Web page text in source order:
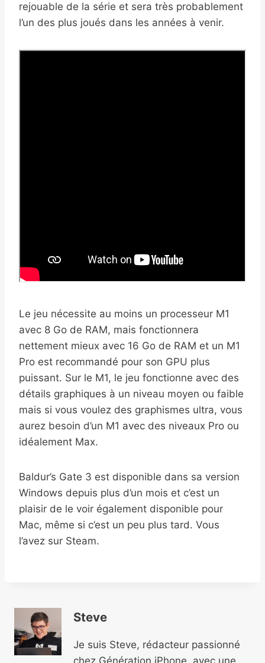
rejouable de la série et sera très probablement
l’un des plus joués dans les années à venir.
Le jeu nécessite au moins un processeur M1
avec 8 Go de RAM, mais fonctionnera
nettement mieux avec 16 Go de RAM et un M1
Pro est recommandé pour son GPU plus
puissant. Sur le M1, le jeu fonctionne avec des
détails graphiques à un niveau moyen ou faible
mais si vous voulez des graphismes ultra, vous
aurez besoin d’un M1 avec des niveaux Pro ou
idéalement Max.
Baldur’s Gate 3 est disponible dans sa version
Windows depuis plus d’un mois et c’est un
plaisir de le voir également disponible pour
Mac, même si c’est un peu plus tard. Vous
l’avez sur Steam.
Steve
Je suis Steve, rédacteur passionné
chez Génération iPhone, avec une